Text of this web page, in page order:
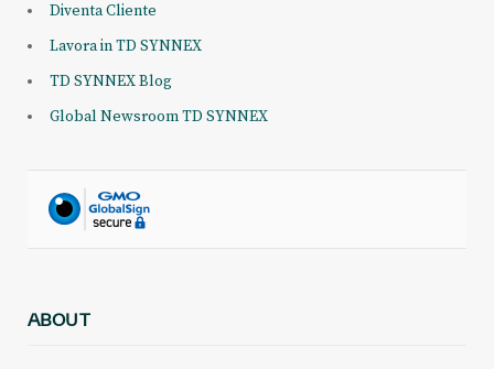
Diventa Cliente
Lavora in TD SYNNEX
TD SYNNEX Blog
Global Newsroom TD SYNNEX
ABOUT